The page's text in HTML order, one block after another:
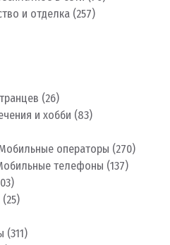
и отделка (257)
(26)
и хобби (83)
операторы (270)
телефоны (137)
(25)
(311)